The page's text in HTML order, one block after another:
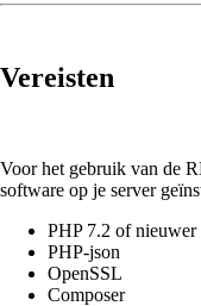
Vereisten
Voor het gebruik van de
software op je server
PHP 7.2 of nieuwer
PHP-json
OpenSSL
Composer